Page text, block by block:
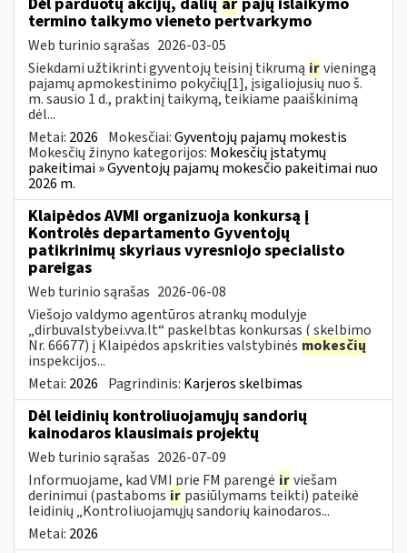
termino taikymo vieneto pertvarkymo
Web turinio sąrašas 2026-03-05
Siekdami užtikrinti gyventojų teisinį tikrumą irvieningą
pajamų apmokestinimo pokyčių[1], įsigaliojusių nuo š.
m. sausio 1 d., praktinį taikymą, teikiame paaiškinimą
dėl...
Metai: 2026 Mokesčiai:Gyventojų pajamų mokestis
Mokesčių žinyno kategorijos: Mokesčių įstatymų
pakeitimai » Gyventojų pajamų mokesčio pakeitimai nuo
2026 m.
Klaipėdos AVMI organizuoja konkursą į
Kontrolės departamento Gyventojų
patikrinimų skyriaus vyresniojo specialisto
pareigas
Web turinio sąrašas 2026-06-08
Viešojo valdymo agentūros atrankų modulyje
„dirbuvalstybei.vva.lt“ paskelbtas konkursas ( skelbimo
Nr. 66677) į Klaipėdos apskrities valstybinės mokesčių
inspekcijos...
Metai: 2026 Pagrindinis: Karjeros skelbimas
Dėl leidinių kontroliuojamųjų sandorių
kainodaros klausimais projektų
Web turinio sąrašas 2026-07-09
Informuojame, kad VMI prie FM parengė irviešam
derinimui (pastaboms ir pasiūlymams teikti) pateikė
leidinių „Kontroliuojamųjų sandorių kainodaros...
Metai: 2026